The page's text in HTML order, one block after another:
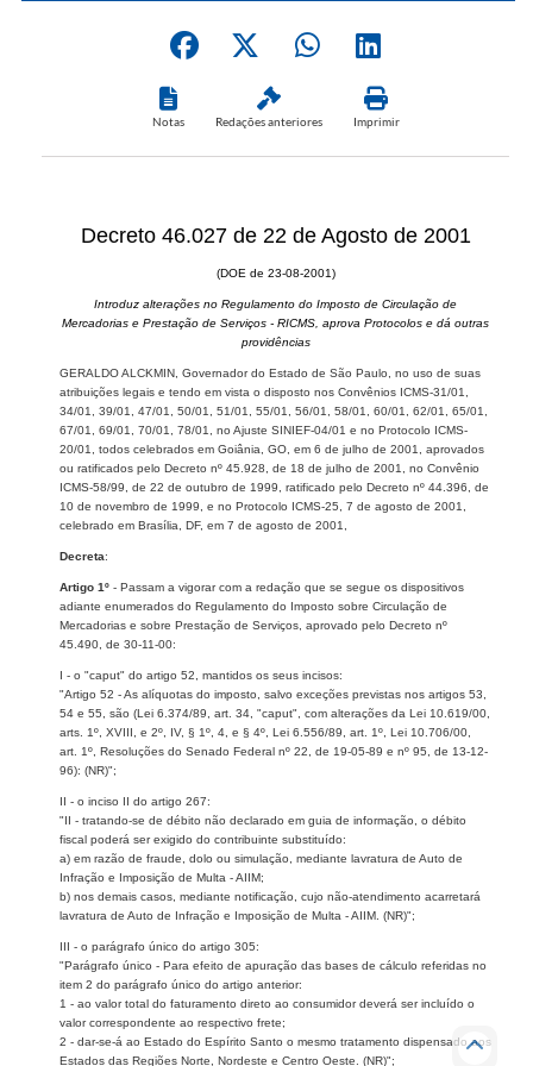
Notas Redações anteriores Imprimir
Decreto 46.027 de 22 de Agosto de 2001
(DOE de 23-08-2001)
Introduz alterações no Regulamento do Imposto de Circulação de
Mercadorias e Prestação de Serviços - RICMS, aprova Protocolos e dá outras
providências
GERALDO ALCKMIN, Governador do Estado de São Paulo, no uso de suas
atribuições legais e tendo em vista o disposto nos Convênios ICMS-31/01,
34/01, 39/01, 47/01, 50/01, 51/01, 55/01, 56/01, 58/01, 60/01, 62/01, 65/01,
67/01, 69/01, 70/01, 78/01, no Ajuste SINIEF-04/01 e no Protocolo ICMS-
20/01, todos celebrados em Goiânia, GO, em 6 de julho de 2001, aprovados
ou ratificados pelo Decreto nº 45.928, de 18 de julho de 2001, no Convênio
ICMS-58/99, de 22 de outubro de 1999, ratificado pelo Decreto nº 44.396, de
10 de novembro de 1999, e no Protocolo ICMS-25, 7 de agosto de 2001,
celebrado em Brasília, DF, em 7 de agosto de 2001,
Decreta:
Artigo 1º - Passam a vigorar com a redação que se segue os dispositivos
adiante enumerados do Regulamento do Imposto sobre Circulação de
Mercadorias e sobre Prestação de Serviços, aprovado pelo Decreto nº
45.490, de 30-11-00:
I - o "caput" do artigo 52, mantidos os seus incisos:
"Artigo 52 - As alíquotas do imposto, salvo exceções previstas nos artigos 53,
54 e 55, são (Lei 6.374/89, art. 34, "caput", com alterações da Lei 10.619/00,
arts. 1º, XVIII, e 2º, IV, § 1º, 4, e § 4º, Lei 6.556/89, art. 1º, Lei 10.706/00,
art. 1º, Resoluções do Senado Federal nº 22, de 19-05-89 e nº 95, de 13-12-
96): (NR)";
II - o inciso II do artigo 267:
"II - tratando-se de débito não declarado em guia de informação, o débito
fiscal poderá ser exigido do contribuinte substituído:
a) em razão de fraude, dolo ou simulação, mediante lavratura de Auto de
Infração e Imposição de Multa - AIIM;
b) nos demais casos, mediante notificação, cujo não-atendimento acarretará
lavratura de Auto de Infração e Imposição de Multa - AIIM. (NR)";
III - o parágrafo único do artigo 305:
"Parágrafo único - Para efeito de apuração das bases de cálculo referidas no
item 2 do parágrafo único do artigo anterior:
1 - ao valor total do faturamento direto ao consumidor deverá ser incluído o
valor correspondente ao respectivo frete;
2 - dar-se-á ao Estado do Espírito Santo o mesmo tratamento dispensado aos
Estados das Regiões Norte, Nordeste e Centro Oeste. (NR)";